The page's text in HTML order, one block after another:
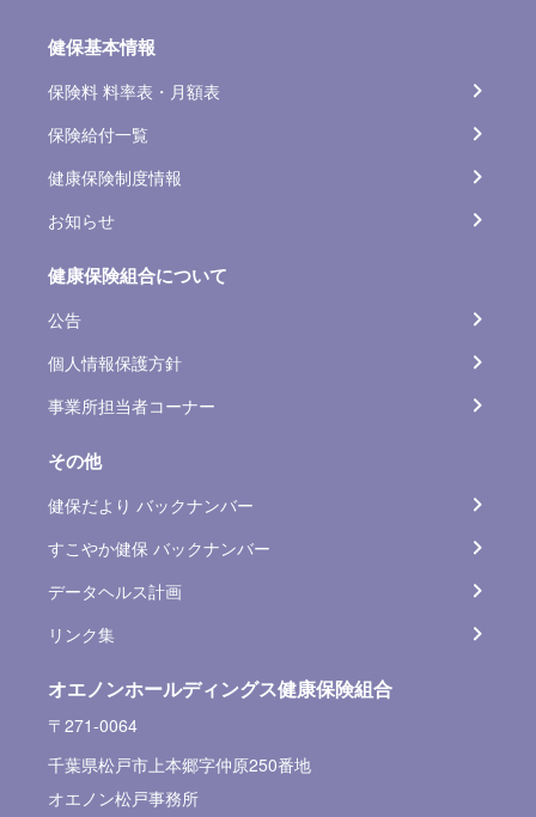
健保基本情報
保険料 料率表・月額表
保険給付一覧
健康保険制度情報
お知らせ
健康保険組合について
公告
個人情報保護方針
事業所担当者コーナー
その他
健保だより バックナンバー
すこやか健保 バックナンバー
データヘルス計画
リンク集
オエノンホールディングス健康保険組合
〒271-0064
千葉県松戸市上本郷字仲原250番地
オエノン松戸事務所